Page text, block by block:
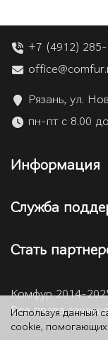
Используя данный
cookie, помогающих
+7 (4912)
Рязань, ул.
пн-пт с 8.00
Информация
Служба
Стать
Комфур 2014-
Все права